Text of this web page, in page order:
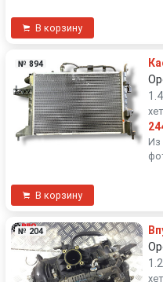
В корзину
№ 894
Из
В корзину
№ 204